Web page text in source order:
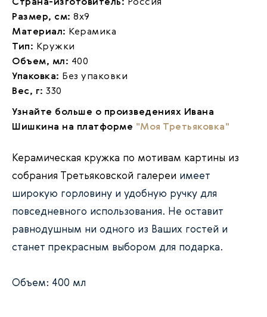
Страна-изготовитель: Россия
Размер, см: 8х9
Материал: Керамика
Тип: Кружки
Объем, мл: 400
Упаковка: Без упаковки
Вес, г: 330
Узнайте больше о произведениях Ивана
Шишкина на платформе "Моя Третьяковка"
Керамическая кружка по мотивам картины из
собрания Третьяковской галереи имеет
широкую горловину и удобную ручку для
повседневного использования. Не оставит
равнодушным ни одного из Ваших гостей и
станет прекрасным выбором для подарка.
Объем: 400 мл